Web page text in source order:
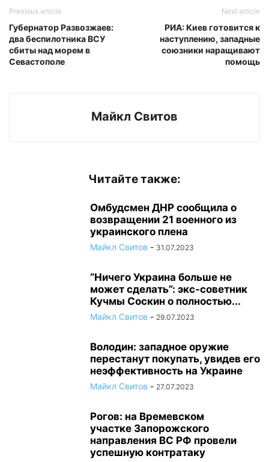
Previous article
Губернатор Развозжаев:
два беспилотника ВСУ
сбиты над морем в
Севастополе
Next article
РИА: Киев готовится к
наступлению, западные
союзники наращивают
помощь
Майкл Свитов
Читайте также:
Омбудсмен ДНР сообщила о
возвращении 21 военного из
украинского плена
Майкл Свитов - 31.07.2023
“Ничего Украина больше не
может сделать”: экс-советник
Кучмы Соскин о полностью...
Майкл Свитов - 29.07.2023
Володин: западное оружие
перестанут покупать, увидев его
неэффективность на Украине
Майкл Свитов - 27.07.2023
Рогов: на Времевском
участке Запорожского
направления ВС РФ провели
успешную контратаку